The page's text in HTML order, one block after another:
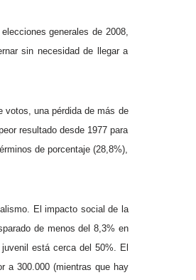
generales de 2008,
sin necesidad de llegar a
votos, una pérdida de más de
resultado desde 1977 para
de porcentaje (28,8%),
El impacto social de la
de menos del 8,3% en
está cerca del 50%. El
a 300.000 (mientras que hay